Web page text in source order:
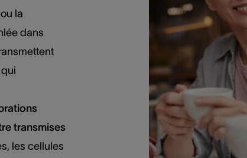
la
dans
transmises
les cellules